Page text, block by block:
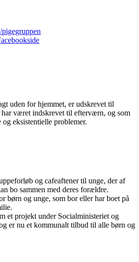
uden for hjemmet, er udskrevet til
været indskrevet til efterværn, og som
eksistentielle problemer.
og cafeaftener til unge, der af
bo sammen med deres forældre.
børn og unge, som bor eller har boet på
et projekt under Socialministeriet og
er nu et kommunalt tilbud til alle børn og